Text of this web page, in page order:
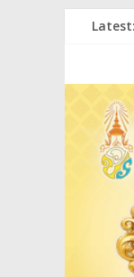
Latest:
ส
ส่
เ